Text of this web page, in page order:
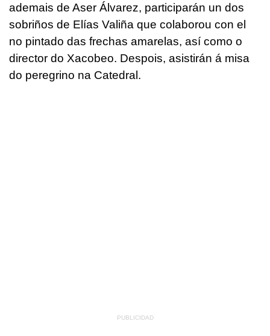
ademais de Aser Álvarez, participarán un dos
sobriños de Elías Valiña que colaborou con el
no pintado das frechas amarelas, así como o
director do Xacobeo. Despois, asistirán á misa
do peregrino na Catedral.